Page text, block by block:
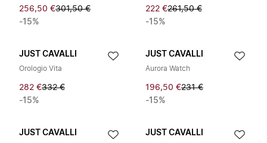
256,50 €301,50 €
-15%
222 €261,50 €
-15%
JUST CAVALLI
Orologio Vita
282 €332 €
-15%
JUST CAVALLI
Aurora Watch
196,50 €231 €
-15%
JUST CAVALLI JUST CAVALLI